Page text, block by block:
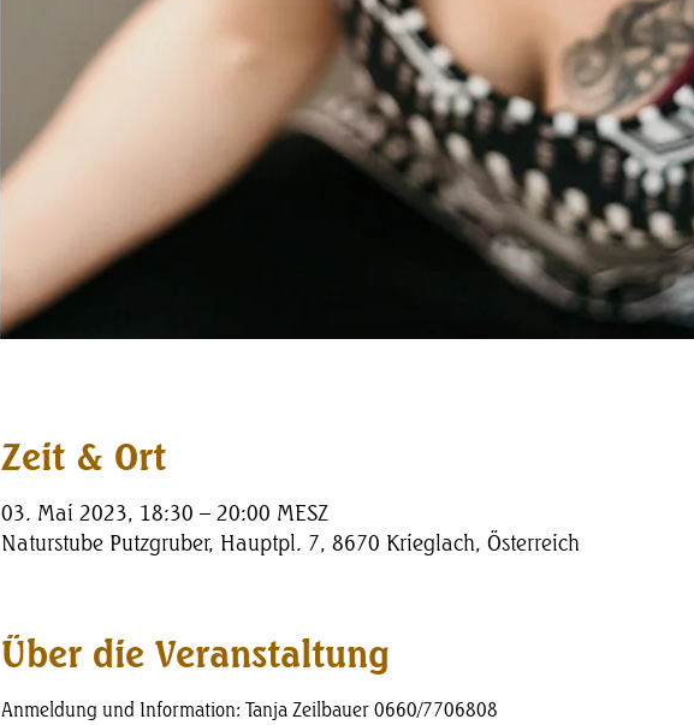
Zeit & Ort
03. Mai 2023, 18:30 – 20:00 MESZ
Naturstube Putzgruber, Hauptpl. 7, 8670 Krieglach, Österreich
Über die Veranstaltung
Anmeldung und Information: Tanja Zeilbauer 0660/7706808